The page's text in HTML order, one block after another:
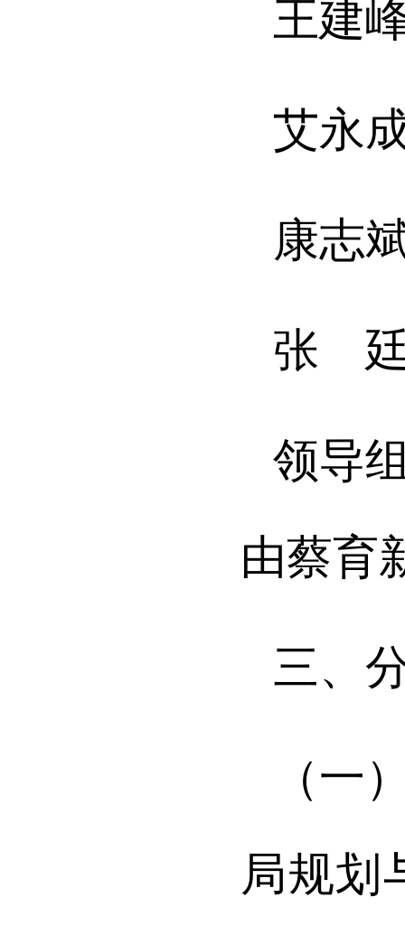
王建
艾永
康志
张
领导
由蔡育
三、
（一
局规划